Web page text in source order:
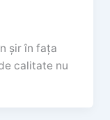
șir în fața
calitate nu